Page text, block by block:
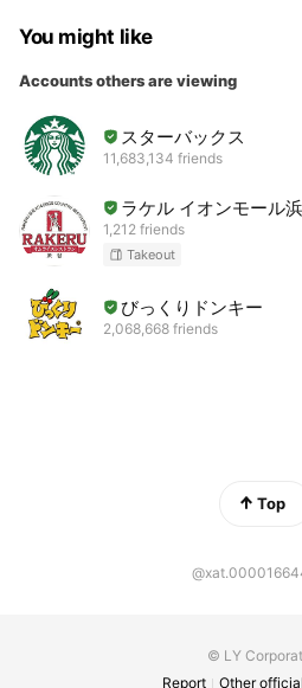
You might like
Accounts others are viewing
スターバックス
11,683,134 friends
ラケル イオンモール
1,212 friends
Takeout
びっくりドンキー
2,068,668 friends
Top
© LY
Report
Other